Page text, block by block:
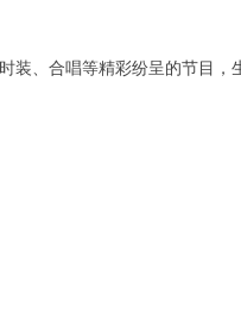
装、合唱等精彩纷呈的节目